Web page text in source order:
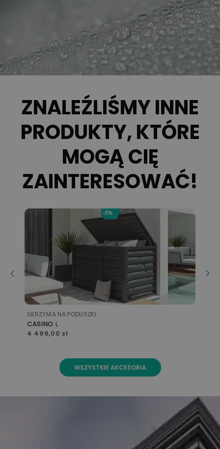
ZNALEŹLIŚMY INNE
PRODUKTY, KTÓRE
MOGĄ CIĘ
ZAINTERESOWAĆ!
-5%
ŻAGIEL
MARKIZA
799,00 zł
WSZYSTKIE AKCESORIA